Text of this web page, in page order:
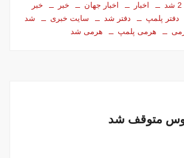
2 شد اخبار اخبار جهان خبر
خبر
دفتر پلمپ دفتر شد سایت خبری
شد
هرمی پلمپ هرمی شد